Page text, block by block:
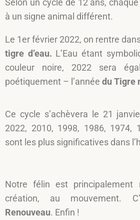
Selon un cycle de 12 ans,
à un signe animal différent.
Le 1er février 2022, on rentre
tigre d’eau. L’Eau étant
couleur noire, 2022 sera
poétiquement – l’année du Tigre
Ce cycle s’achèvera le 21
2022, 2010, 1998, 1986, 1974,
sont les plus significatives dans
Notre félin est
création, au mouvement.
Renouveau. Enfin !